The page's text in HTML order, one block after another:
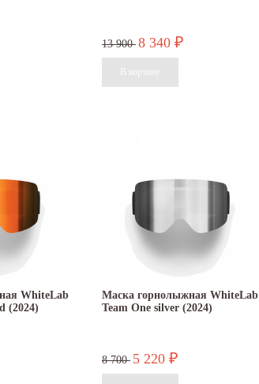
13 900 8 340 ₽
WhiteLab
(2024)
Маска горнолыжная WhiteLab
Team One silver (2024)
8 700 5 220 ₽